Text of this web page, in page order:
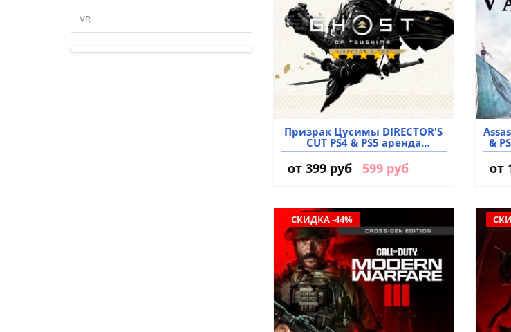
VR
Призрак Цусимы DIRECTOR'S
CUT PS4 & PS5 аренда
аккаунта игры
от 399 руб 599 руб
&
от
СКИДКА -44%